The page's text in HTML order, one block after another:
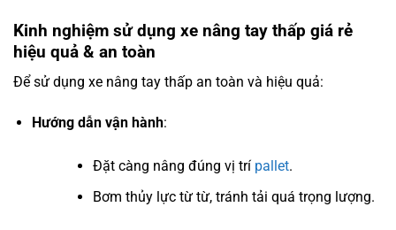
Kinh nghiệm sử dụng xe nâng tay thấp giá rẻ
hiệu quả & an toàn
Để sử dụng xe nâng tay thấp an toàn và hiệu quả:
Hướng dẫn vận hành:
Đặt càng nâng đúng vị trí pallet.
Bơm thủy lực từ từ, tránh tải quá trọng lượng.